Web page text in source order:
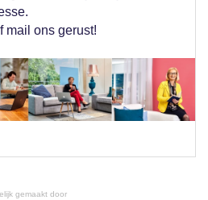
mail ons gerust!
gemaakt door